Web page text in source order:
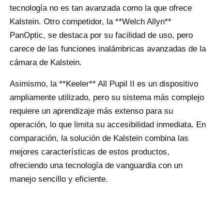
tecnología no es tan avanzada como la que ofrece
Kalstein. Otro competidor, la **Welch Allyn**
PanOptic, se destaca por su facilidad de uso, pero
carece de las funciones inalámbricas avanzadas de la
cámara de Kalstein.
Asimismo, la **Keeler** All Pupil II es un dispositivo
ampliamente utilizado, pero su sistema más complejo
requiere un aprendizaje más extenso para su
operación, lo que limita su accesibilidad inmediata. En
comparación, la solución de Kalstein combina las
mejores características de estos productos,
ofreciendo una tecnología de vanguardia con un
manejo sencillo y eficiente.